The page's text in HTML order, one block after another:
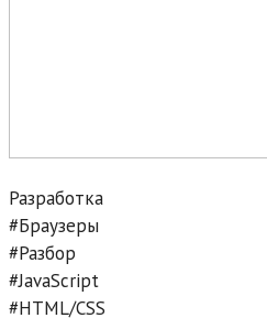
Разработка
#Браузеры
#Разбор
#JavaScript
#HTML/CSS